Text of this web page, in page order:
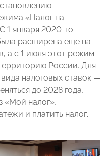
«Налог на
1 января 2020-го
расширена еще на
а с 1 июля этот режим
России. Для
налоговых ставок —
до 2028 года,
«Мой налог»,
и платить налог.